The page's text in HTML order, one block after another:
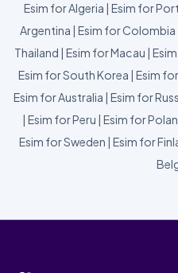
Esim for Algeria | Esim for
Argentina | Esim for Colombia
Thailand | Esim for Macau |
Esim for South Korea | Esim
Esim for Australia | Esim for
| Esim for Peru | Esim for
Esim for Sweden | Esim for